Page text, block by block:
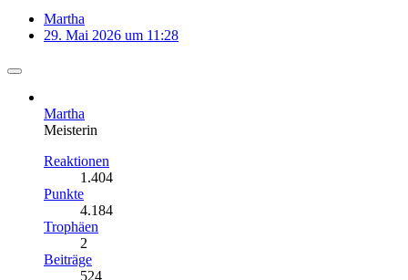
Martha
29. Mai 2026 um 11:28
Martha
Meisterin
Reaktionen
1.404
Punkte
4.184
Trophäen
2
Beiträge
524